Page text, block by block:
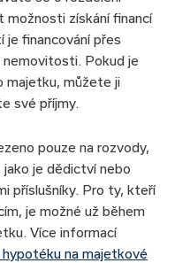
získání financí
je financování přes
Pokud je
majetku, můžete ji
své příjmy.
pouze na rozvody,
je dědictví nebo
příslušníky. Pro ty, kteří
je možné už během
Více informací
hypotéku na majetkové